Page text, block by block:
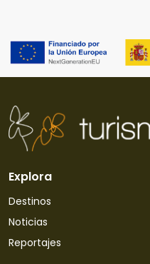
Explora
Destinos
Noticias
Reportajes